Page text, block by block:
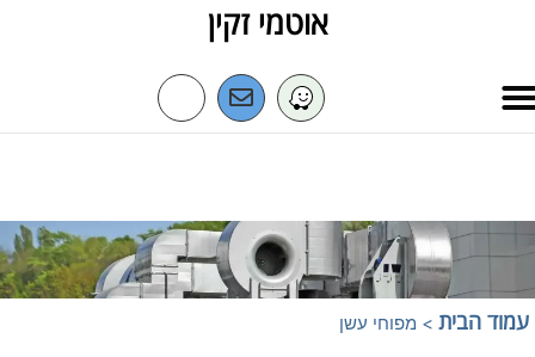
אוטמי זקין
עמוד הבית > מפוחי עשן